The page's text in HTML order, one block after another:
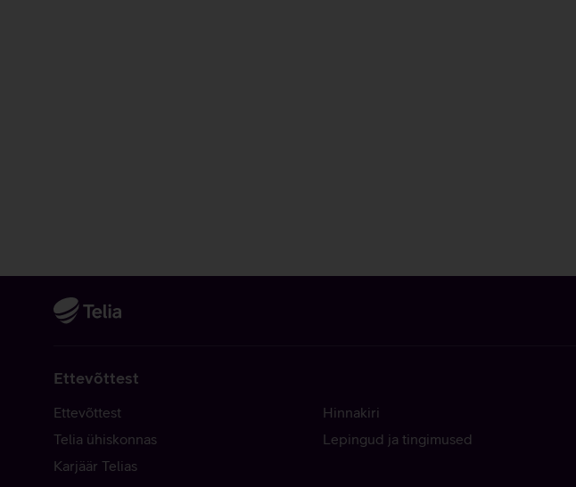
Ettevõttest
Ettevõttest
Telia ühiskonnas
Karjäär Telias
Hinnakiri
Lepingud ja tingimused